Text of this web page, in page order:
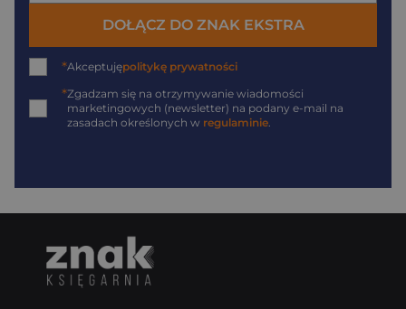
DOŁĄCZ DO ZNAK EKSTRA
*Akceptujępolitykę prywatności
*Zgadzam się na otrzymywanie wiadomości
marketingowych (newsletter) na podany e-mail na
zasadach określonych w regulaminie.